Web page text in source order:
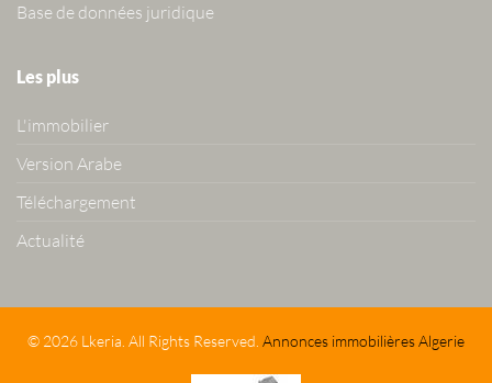
Base de données juridique
Les plus
L'immobilier
Version Arabe
Téléchargement
Actualité
© 2026 Lkeria. All Rights Reserved. Annonces immobilières Algerie